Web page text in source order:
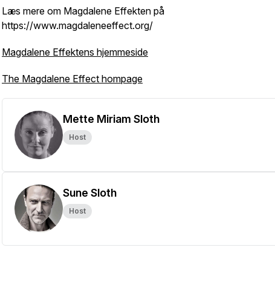
Læs mere om Magdalene Effekten på
https://www.magdaleneeffect.org/
Magdalene Effektens hjemmeside
The Magdalene Effect hompage
Mette Miriam Sloth
Host
Sune Sloth
Host